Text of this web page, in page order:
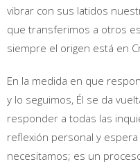
vibrar con sus latidos
que transferimos a otros
siempre el origen está en
En la medida en que
y lo seguimos, Él se da
responder a todas las
reflexión personal y
necesitamos; es un